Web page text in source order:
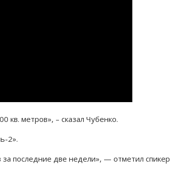
кв. метров», – сказал Чубенко.
2».
за последние две недели», — отметил спикер